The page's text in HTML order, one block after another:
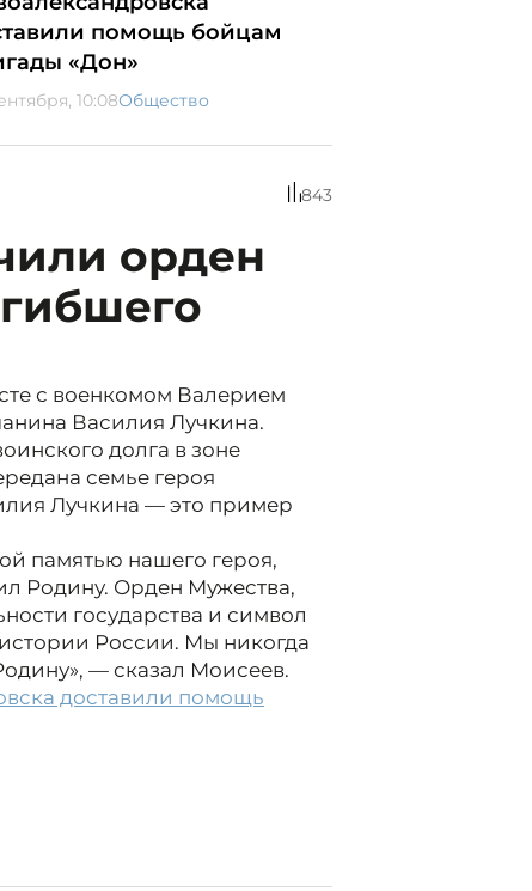
помощь бойцам
«Дон»
10:08Общество
843
орден
с военкомом Валерием
Василия Лучкина.
долга в зоне
семье героя
Лучкина — это пример
памятью нашего героя,
Родину. Орден Мужества,
государства и символ
истории России. Мы никогда
— сказал Моисеев.
доставили помощь